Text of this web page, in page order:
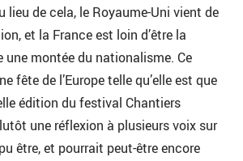
lieu de cela, le Royaume-Uni vient de
et la France est loin d’être la
une montée du nationalisme. Ce
fête de l’Europe telle qu’elle est que
édition du festival Chantiers
une réflexion à plusieurs voix sur
être, et pourrait peut-être encore